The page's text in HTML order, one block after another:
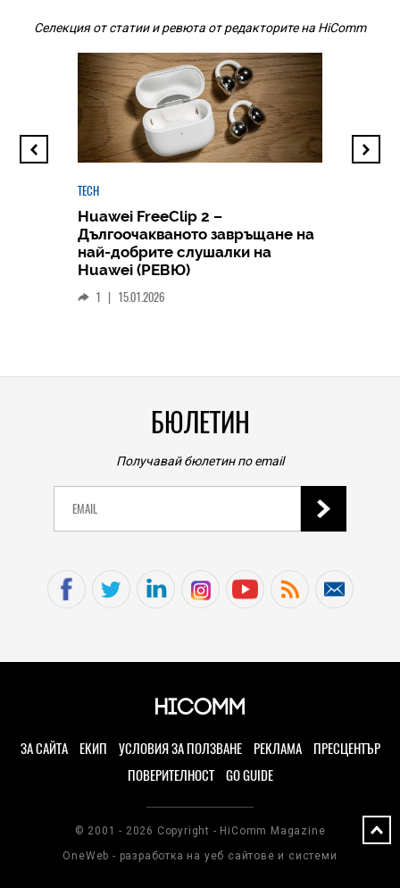
Селекция от статии и ревюта от редакторите на HiComm
TECH
Huawei FreeClip 2 –
Дългоочакваното завръщане на
най-добрите слушалки на
Huawei (РЕВЮ)
1 | 15.01.2026
БЮЛЕТИН
Получавай бюлетин по email
ЗА САЙТА ЕКИП УСЛОВИЯ ЗА ПОЛЗВАНЕ РЕКЛАМА
ПРЕСЦЕНТЪР
ПОВЕРИТЕЛНОСТ
GO GUIDE
© 2001 - 2026 Copyright - HiComm Magazine
OneWeb - разработка на уеб сайтове и системи